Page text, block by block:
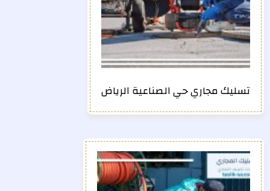
تسليك مجاري حي الصناعية الرياض